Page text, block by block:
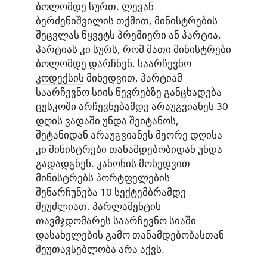
ბოლომდე სურთ. ლევან
ბერძენიშვილის თქმით, მინისტრების
შეცვლას წყვეტს პრემიერი ან პარტია,
პარტიას კი სურს, რომ მათი მინისტრები
ბოლომდე დარჩნენ. საარჩევნო
კოდექსის მიხედვით, პარტიამ
საარჩევნო სიის წევრებზე განცხადება
ცესკოში არჩევნებამდე არაუგვიანეს 30
დღის ვადაში უნდა შეიტანოს,
შეტანიდან არაუგვიანეს მეორე დღისა
კი მინისტრები თანამდებობიდან უნდა
გადადგნენ. კანონის მოხედვით
მინისტრებს პორტფელების
შენარჩუნება 10 სექტემბრამდე
შეუძლიათ. პარლამენტის
თავმჯდომარეს საარჩევნო სიაში
დასახელების გამო თანამდებობასთან
შეუთავსებლობა არა აქვს.